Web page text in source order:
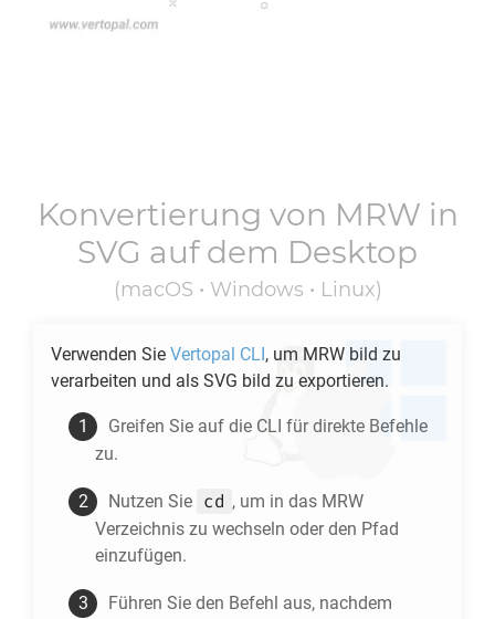
Konvertierung von MRW in
SVG auf dem Desktop
(macOS • Windows • Linux)
Verwenden Sie Vertopal CLI, um MRW bild zu
verarbeiten und als SVG bild zu exportieren.
Greifen Sie auf die CLI für direkte Befehle
zu.
Nutzen Sie cd , um in das MRW
Verzeichnis zu wechseln oder den Pfad
einzufügen.
Führen Sie den Befehl aus, nachdem